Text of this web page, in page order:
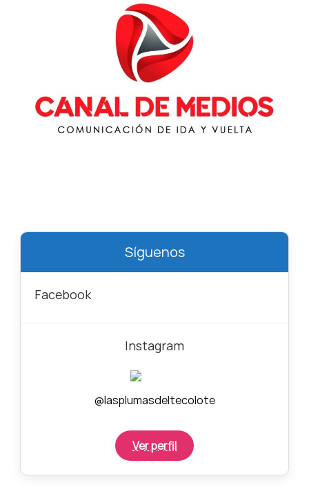
Síguenos
Facebook
Instagram
@lasplumasdeltecolote
Ver perfil